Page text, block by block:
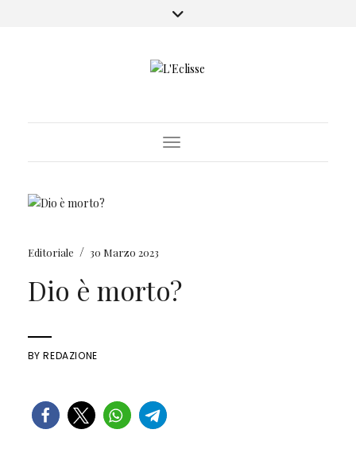
Toggle Navigation
Editoriale / 30 Marzo 2023
Dio è morto?
BYREDAZIONE